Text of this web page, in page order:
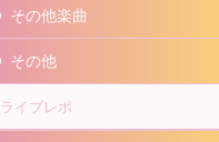
その他楽曲
その他
ライブレポ